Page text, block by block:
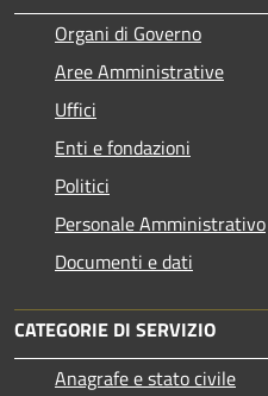
Organi di Governo
Aree Amministrative
Uffici
Enti e fondazioni
Politici
Personale Amministrativo
Documenti e dati
CATEGORIE DI SERVIZIO
Anagrafe e stato civile